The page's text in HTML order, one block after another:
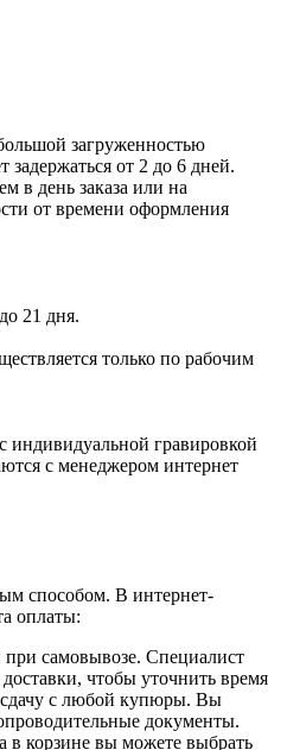
загруженностью
задержаться от 2 до 6 дней.
в день заказа или на
от времени оформления
21 дня.
только по рабочим
гравировкой
с менеджером интернет
способом. В интернет-
оплаты:
самовывозе. Специалист
чтобы уточнить время
сдачу с любой купюры. Вы
документы.
в корзине вы можете выбрать